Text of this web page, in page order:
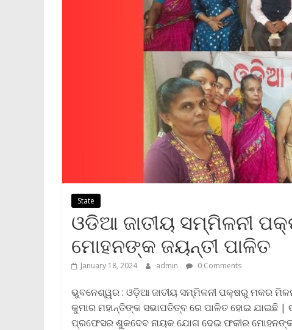
State
ଓଡିଆ ଜାତୀୟ ସମ୍ମିଳନୀ
ମୋହନଙ୍କ ଜୟନ୍ତୀ ପାଳିତ
January 18, 2024 admin 0 Comments
ଭୁବନେଶ୍ୱର : ଓଡ଼ିଆ ଜାତୀୟ ସମ୍ମିଳନୀ ପକ୍ଷରୁ ମକର
କୁମାର ମହାନ୍ତିଙ୍କ ସଭାପତିତ୍ବ ରେ ପାଳିତ ହୋଇ ଯାଇଛି
ପ୍ରଫେସର ଶୁକଦେବ ନାୟକ ଯୋଗ ଦେଇ ଫକୀର